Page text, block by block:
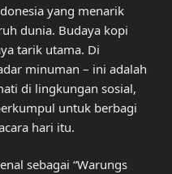
yang menarik
dunia. Budaya kopi
tarik utama. Di
minuman – ini adalah
di lingkungan sosial,
untuk berbagi
hari itu.
sebagai “Warungs